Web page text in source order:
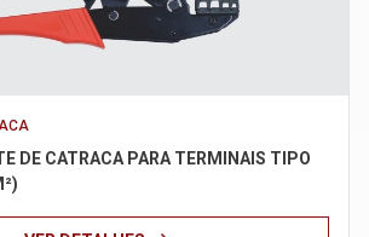
DE CATRACA PARA TERMINAIS TIPO